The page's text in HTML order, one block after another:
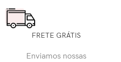
FRETE GRÁTIS
Enviamos nossas